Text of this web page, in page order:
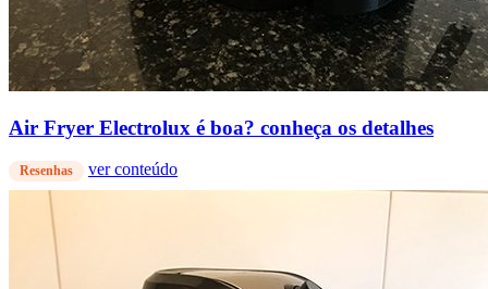
Air Fryer Electrolux é boa? conheça os detalhes
Resenhas ver conteúdo